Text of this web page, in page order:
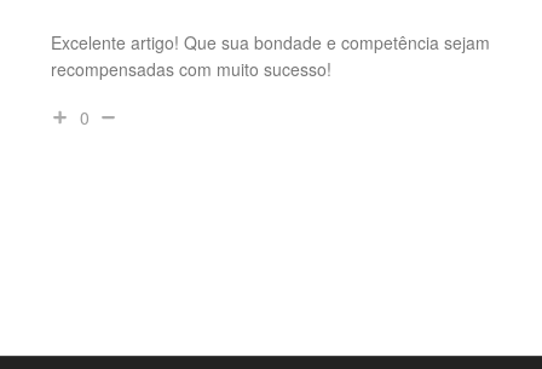
Excelente artigo! Que sua bondade e competência sejam
recompensadas com muito sucesso!
0